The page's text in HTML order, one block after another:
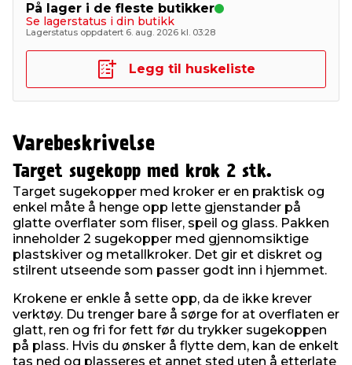
På lager i de fleste butikker
Se lagerstatus i din butikk
Lagerstatus oppdatert 6. aug. 2026 kl. 03:28
Legg til huskeliste
Varebeskrivelse
Target sugekopp med krok 2 stk.
Target sugekopper med kroker er en praktisk og
enkel måte å henge opp lette gjenstander på
glatte overflater som fliser, speil og glass. Pakken
inneholder 2 sugekopper med gjennomsiktige
plastskiver og metallkroker. Det gir et diskret og
stilrent utseende som passer godt inn i hjemmet.
Krokene er enkle å sette opp, da de ikke krever
verktøy. Du trenger bare å sørge for at overflaten er
glatt, ren og fri for fett før du trykker sugekoppen
på plass. Hvis du ønsker å flytte dem, kan de enkelt
tas ned og plasseres et annet sted uten å etterlate